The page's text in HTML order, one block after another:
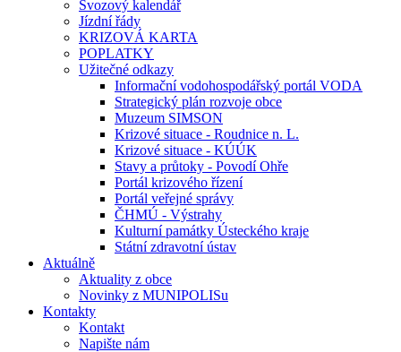
Svozový kalendář
Jízdní řády
KRIZOVÁ KARTA
POPLATKY
Užitečné odkazy
Informační vodohospodářský portál VODA
Strategický plán rozvoje obce
Muzeum SIMSON
Krizové situace - Roudnice n. L.
Krizové situace - KÚÚK
Stavy a průtoky - Povodí Ohře
Portál krizového řízení
Portál veřejné správy
ČHMÚ - Výstrahy
Kulturní památky Ústeckého kraje
Státní zdravotní ústav
Aktuálně
Aktuality z obce
Novinky z MUNIPOLISu
Kontakty
Kontakt
Napište nám